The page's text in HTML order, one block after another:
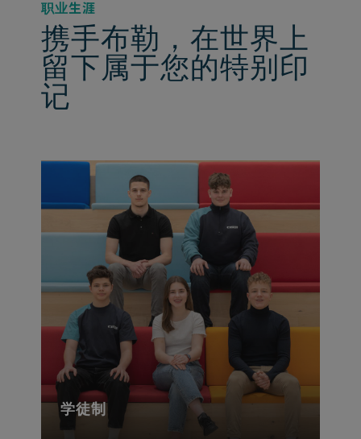
职业生涯
携手布勒，在世界上
留下属于您的特别印
记
学徒制